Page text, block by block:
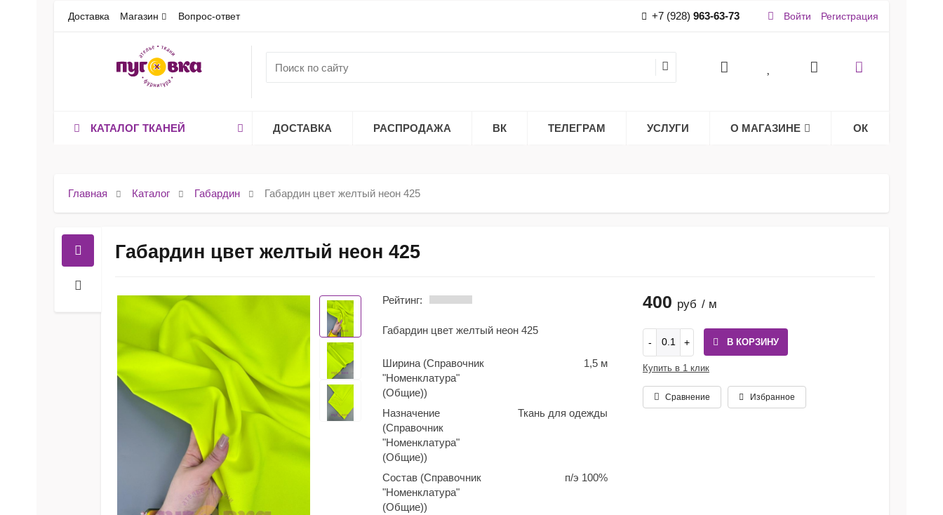
Доставка Магазин Вопрос-ответ +7 (928) 963-63-73 Войти Регистрация
КАТАЛОГ ТКАНЕЙ ДОСТАВКА РАСПРОДАЖА ВК ТЕЛЕГРАМ УСЛУГИ О МАГАЗИНЕ ОК
Главная Каталог Габардин Габардин цвет желтый неон 425
Габардин цвет желтый неон 425
Рейтинг:
Габардин цвет желтый неон 425
Ширина (Справочник
"Номенклатура"
(Общие))
1,5 м
Назначение
(Справочник
"Номенклатура"
(Общие))
Ткань для одежды
Состав (Справочник
"Номенклатура"
(Общие))
п/э 100%
400 руб / м
В КОРЗИНУ
Купить в 1 клик
Сравнение Избранное